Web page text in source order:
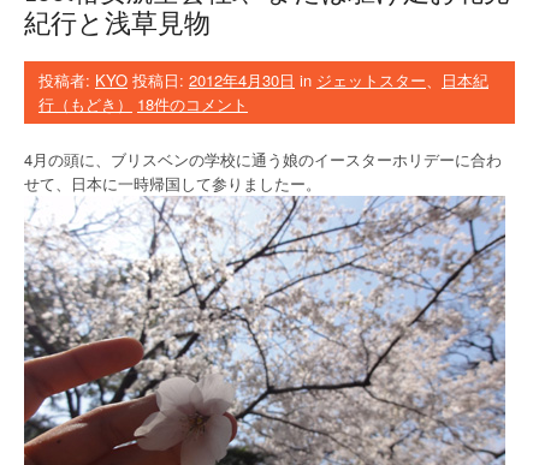
宿
・
駆
け
足
行
記
”
紀行と浅草見物
投稿者: KYO 投稿日: 2012年4月30日 in ジェットスター、
日本紀
行（もどき）
18件のコメント
4月の頭に、ブリスベンの学校に通う娘のイースターホリデーに合わ
せて、日本に一時帰国して参りましたー。